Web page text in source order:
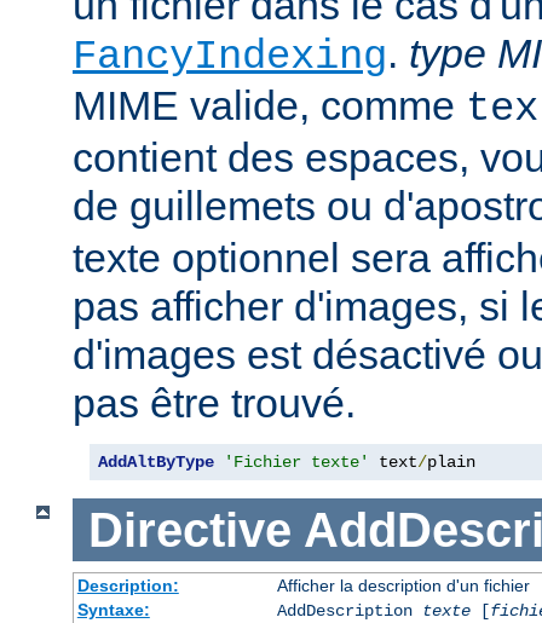
FancyIndexing. type
MIME valide, comme
contient des espaces,
de guillemets ou
texte optionnel sera
pas afficher d'images, si
d'images est désactivé
pas être trouvé.
AddAltByType 'Fichier texte' text/plain
Directive
Description:
Afficher la description d'un fichier
Syntaxe:
AddDescription texte[